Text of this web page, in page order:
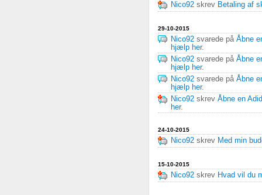
Nico92 skrev Betaling af
29-10-2015
Nico92 svarede på Åbne
hjælp her.
Nico92 svarede på Åbne
hjælp her.
Nico92 svarede på Åbne
hjælp her.
Nico92 skrev Åbne en
her.
24-10-2015
Nico92 skrev Med min
15-10-2015
Nico92 skrev Hvad vil du